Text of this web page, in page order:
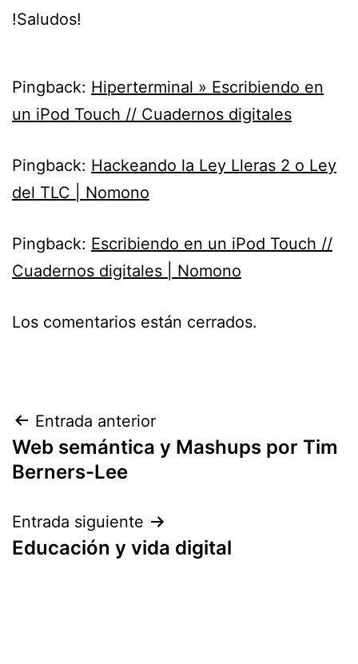
!Saludos!
Pingback: Hiperterminal » Escribiendo en
un iPod Touch // Cuadernos digitales
Pingback: Hackeando la Ley Lleras 2 o Ley
del TLC | Nomono
Pingback: Escribiendo en un iPod Touch //
Cuadernos digitales | Nomono
Los comentarios están cerrados.
Navegación
de
Entrada anterior
Web semántica y Mashups por Tim
Berners-Lee
Entrada siguiente
Educación y vida digital